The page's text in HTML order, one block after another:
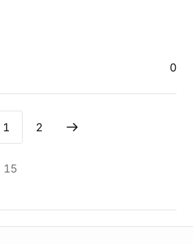
0
1 2
15